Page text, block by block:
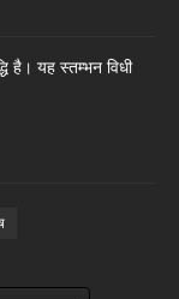
है। यह स्तम्भन विधी